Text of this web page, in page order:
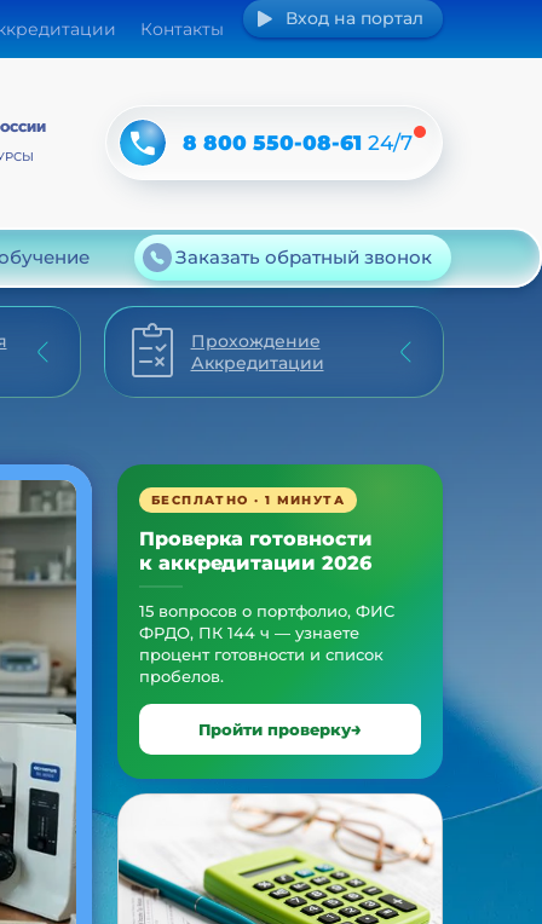
Контакты Вход на портал
8 800 550-08-6124/7
Заказать обратный звонок
Прохождение
Аккредитации
БЕСПЛАТНО · 1 МИНУТА
Проверка готовности
к аккредитации 2026
15 вопросов о портфолио, ФИС
ФРДО, ПК 144 ч — узнаете
процент готовности и список
пробелов.
Пройти проверку